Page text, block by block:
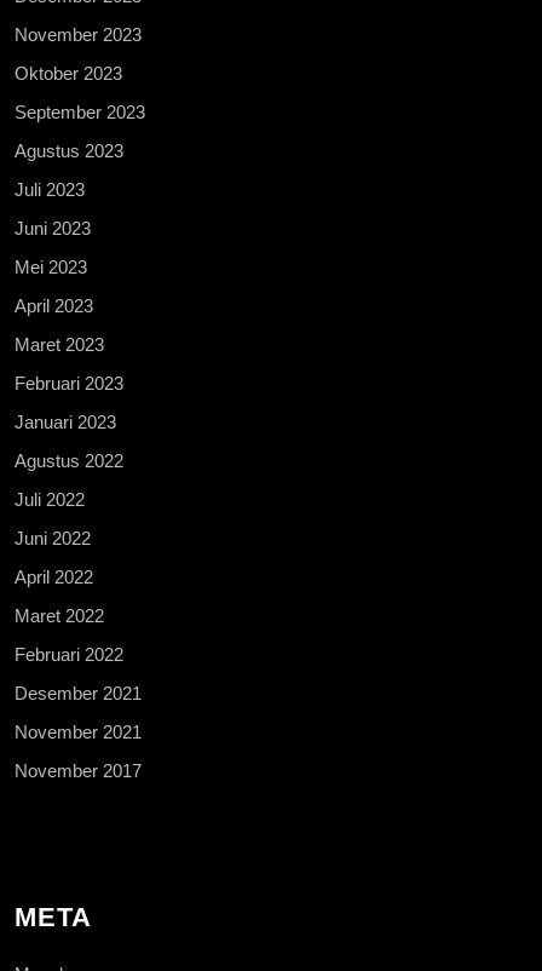
November 2023
Oktober 2023
September 2023
Agustus 2023
Juli 2023
Juni 2023
Mei 2023
April 2023
Maret 2023
Februari 2023
Januari 2023
Agustus 2022
Juli 2022
Juni 2022
April 2022
Maret 2022
Februari 2022
Desember 2021
November 2021
November 2017
META